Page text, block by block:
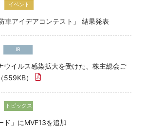
イベント
車アイデアコンテスト」 結果発表
IR
ウイルス感染拡大を受けた、株主総会ご
559KB）
トピックス
ド」にMVF13を追加